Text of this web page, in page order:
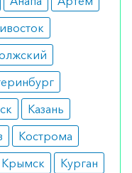
запрещено
90 дней
шока. К
такие
Казань
Кострома
Крымск
Курган